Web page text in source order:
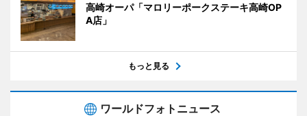
高崎オーパ「マロリーポークステーキ高崎OP
A店」
もっと見る
ワールドフォトニュース